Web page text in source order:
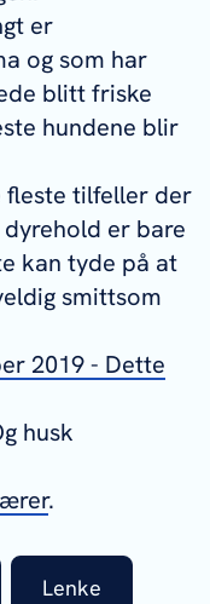
er
og som har
blitt friske
hundene blir
fleste tilfeller der
er bare
kan tyde på at
smittsom
2019 - Dette
husk
.
Lenke